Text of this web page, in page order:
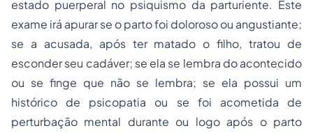
estado puerperal no psiquismo da parturiente. Este
exame irá apurar se o parto foi doloroso ou angustiante;
se a acusada, após ter matado o filho, tratou de
esconder seu cadáver; se ela se lembra do acontecido
ou se finge que não se lembra; se ela possui um
histórico de psicopatia ou se foi acometida de
perturbação mental durante ou logo após o parto